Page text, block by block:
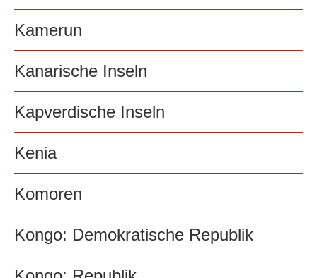
Kamerun
Kanarische Inseln
Kapverdische Inseln
Kenia
Komoren
Kongo: Demokratische Republik